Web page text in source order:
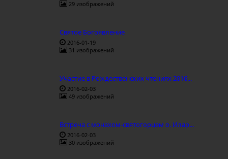
29 изображений
Святое Богоявление
2016-01-19
31 изображений
Участие в Рождественских чтениях 2016...
2016-02-03
49 изображений
Встреча с монахом-святогорцем о. Илар...
2016-02-03
30 изображений